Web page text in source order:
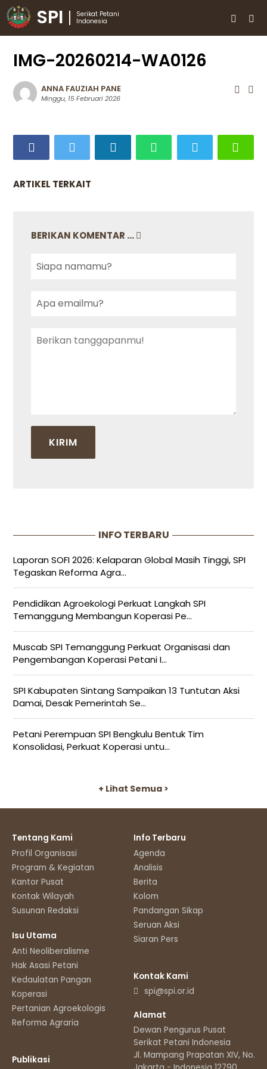
SPI
Serikat Petani
Indonesia
IMG-20260214-WA0126
ANNA FAUZIAH PANE
Minggu, 15 Februari 2026
ARTIKEL TERKAIT
BERIKAN KOMENTAR ...
INFO TERBARU
Laporan SOFI 2026: Kelaparan Global Masih Tinggi, SPI
Tegaskan Reforma Agra...
Pendidikan Agroekologi Perkuat Langkah SPI
Temanggung Membangun Koperasi Pe...
Muscab SPI Temanggung Perkuat Organisasi dan
Pengembangan Koperasi Petani I...
SPI Kabupaten Sintang Sampaikan 13 Tuntutan Aksi
Damai, Desak Pemerintah Se...
Petani Perempuan SPI Bengkulu Bentuk Tim
Konsolidasi, Perkuat Koperasi untu...
+ Lihat Semua >
Tentang Kami
Profil Organisasi
Program & Kegiatan
Kantor Pusat
Kontak Wilayah
Susunan Redaksi
Isu Utama
Anti Neoliberalisme
Hak Asasi Petani
Kedaulatan Pangan
Koperasi
Pertanian Agroekologis
Reforma Agraria
Publikasi
Info Terbaru
Agenda
Analisis
Berita
Kolom
Pandangan Sikap
Seruan Aksi
Siaran Pers
Kontak Kami
spi@spi.or.id
Alamat
Dewan Pengurus Pusat
Serikat Petani Indonesia
Jl. Mampang Prapatan XIV, No.11